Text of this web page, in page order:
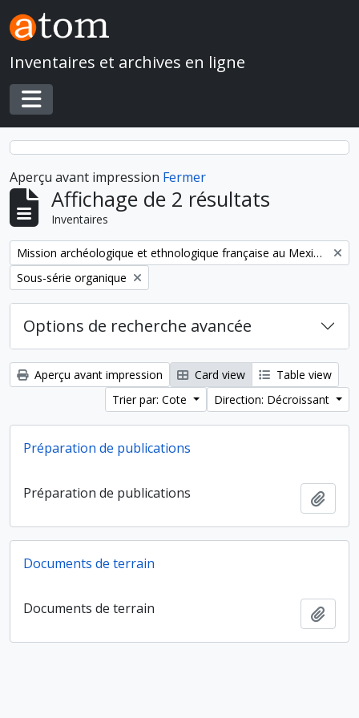
Skip to main content
Inventaires et archives en ligne
Toggle navigation
Aperçu avant impression Fermer
Affichage de 2 résultats
Inventaires
Remove filter:
Mission archéologique et ethnologique française au Mexique
Remove filter:
Sous-série organique
Options de recherche avancée
Aperçu avant impression Card view
Table view
Trier par: Cote
Direction: Décroissant
Préparation de publications
Préparation de publications
Documents de terrain
Documents de terrain